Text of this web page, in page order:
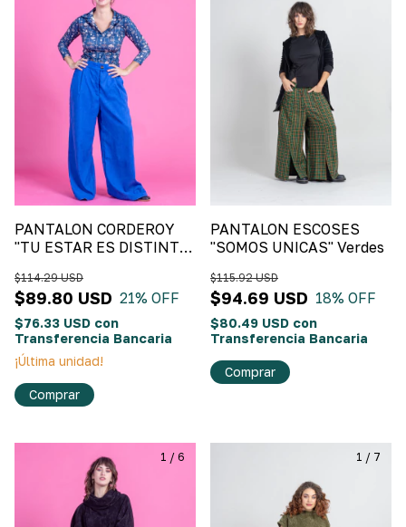
PANTALON CORDEROY
"TU ESTAR ES DISTINTO"
$89.80 USD
$114.29 USD
21% OFF
$76.33 USD con
Transferencia Bancaria
¡Última unidad!
Comprar
PANTALON ESCOSES
"SOMOS UNICAS" Verdes
$94.69 USD
$115.92 USD
18% OFF
$80.49 USD con
Transferencia Bancaria
Comprar
1 / 6 1 / 7